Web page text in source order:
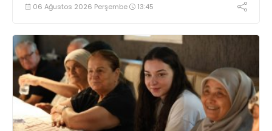
06 Ağustos 2026 Perşembe 13:45